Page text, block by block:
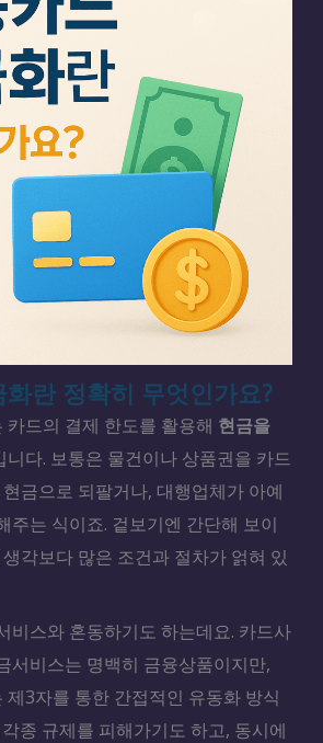
란 정확히 무엇인가요?
드의 결제 한도를 활용해 현금을
니다. 보통은 물건이나 상품권을 카드
금으로 되팔거나, 대행업체가 아예
주는 식이죠. 겉보기엔 간단해 보이
각보다 많은 조건과 절차가 얽혀 있
비스와 혼동하기도 하는데요. 카드사
서비스는 명백히 금융상품이지만,
제3자를 통한 간접적인 유동화 방식
종 규제를 피해가기도 하고, 동시에